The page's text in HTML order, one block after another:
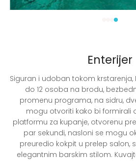
Enterijer
Siguran i udoban tokom krstarenja,
do 12 osoba na brodu,
promenu programa, na sidru,
mogu otvoriti kako bi formirali
platformu za kupanje, otvorenu
par sekundi, nasloni se mogu
preuredio kokpit u prelep salon,
elegantnim barskim stilom.